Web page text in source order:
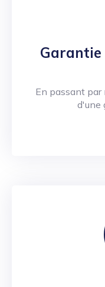
Garantie
En passant par
d'une